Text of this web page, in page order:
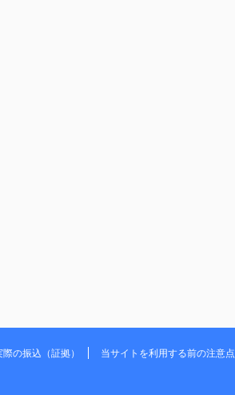
際の振込（証拠） 当サイトを利用する前の注意点